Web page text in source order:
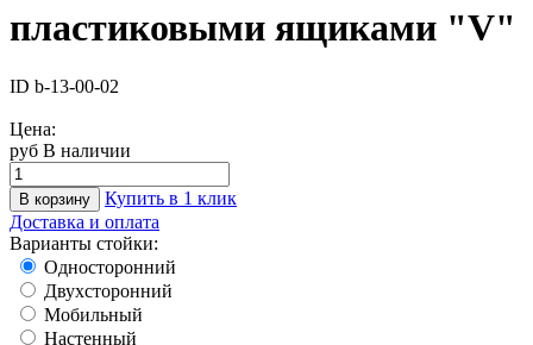
пластиковыми ящиками "V"
ID b-13-00-02
Цена:
руб В наличии
В корзину
Купить в 1 клик
Доставка и оплата
Варианты стойки:
Односторонний
Двухсторонний
Мобильный
Настенный